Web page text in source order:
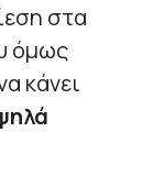
στα
όμως
κάνει